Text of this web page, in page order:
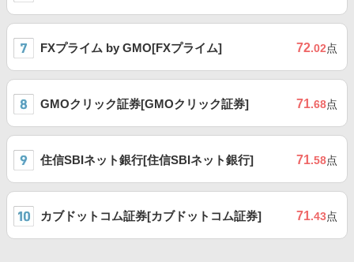
FXプライム by GMO[FXプライム] 72.02点
GMOクリック証券[GMOクリック証券] 71.68点
住信SBIネット銀行[住信SBIネット銀行] 71.58点
カブドットコム証券[カブドットコム証券] 71.43点